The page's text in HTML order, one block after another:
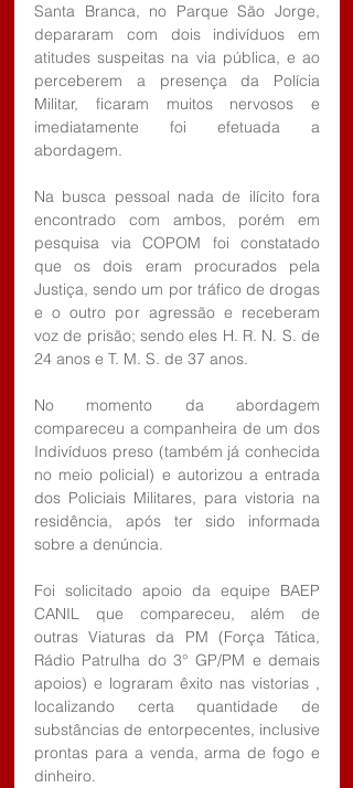
Santa Branca, no Parque São Jorge,
depararam com dois indivíduos em
atitudes suspeitas na via pública, e ao
perceberem a presença da Polícia
Militar, ficaram muitos nervosos e
imediatamente foi efetuada a
abordagem.
Na busca pessoal nada de ilícito fora
encontrado com ambos, porém em
pesquisa via COPOM foi constatado
que os dois eram procurados pela
Justiça, sendo um por tráfico de drogas
e o outro por agressão e receberam
voz de prisão; sendo eles H. R. N. S. de
24 anos e T. M. S. de 37 anos.
No momento da abordagem
compareceu a companheira de um dos
Indivíduos preso (também já conhecida
no meio policial) e autorizou a entrada
dos Policiais Militares, para vistoria na
residência, após ter sido informada
sobre a denúncia.
Foi solicitado apoio da equipe BAEP
CANIL que compareceu, além de
outras Viaturas da PM (Força Tática,
Rádio Patrulha do 3° GP/PM e demais
apoios) e lograram êxito nas vistorias ,
localizando certa quantidade de
substâncias de entorpecentes, inclusive
prontas para a venda, arma de fogo e
dinheiro.